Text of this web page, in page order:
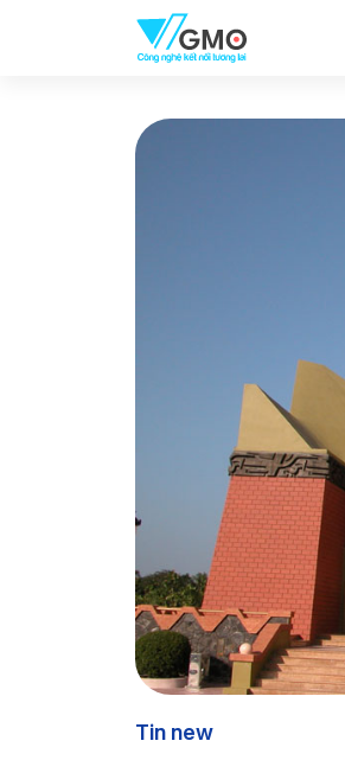
Tin new